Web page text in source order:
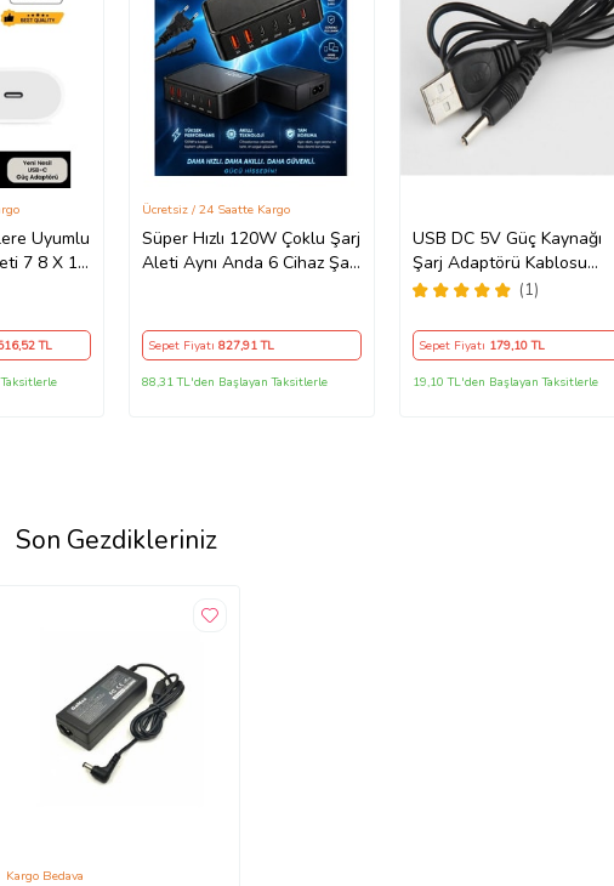
Uyumlu
7 8 X 11
,52 TL
Süper Hızlı 120W Çoklu Şarj
Aleti Aynı Anda 6 Cihaz Şarj
Akıllı Şarj Cihazı
Ücretsiz / 24 Saatte Kargo
Sepet Fiyatı 827,91 TL
88,31 TL'den Başlayan Taksitlerle
USB DC 5V Güç Kaynağı
Şarj Adaptörü Kablosu
3.5mm Jaklı MOSUNX Siyah
(1)
Sepet Fiyatı 179,10 TL
19,10 TL'den Başlayan Taksitlerle
Son Gezdikleriniz
Kargo Bedava